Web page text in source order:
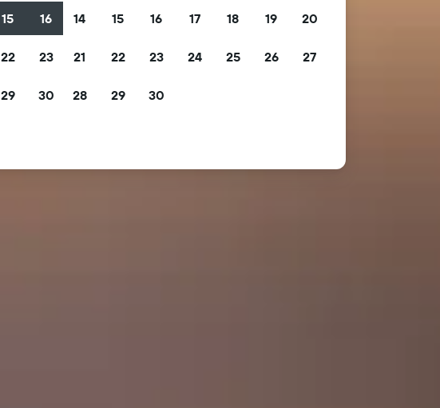
15 16
22 23
29 30
14 15 16 17 18 19 20
21 22 23 24 25 26 27
28 29 30